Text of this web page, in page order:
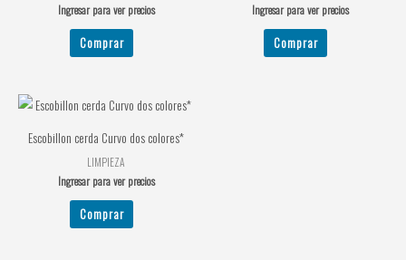
Ingresar para ver precios
Comprar
Ingresar para ver precios
Comprar
Escobillon cerda Curvo dos colores*
LIMPIEZA
Ingresar para ver precios
Comprar